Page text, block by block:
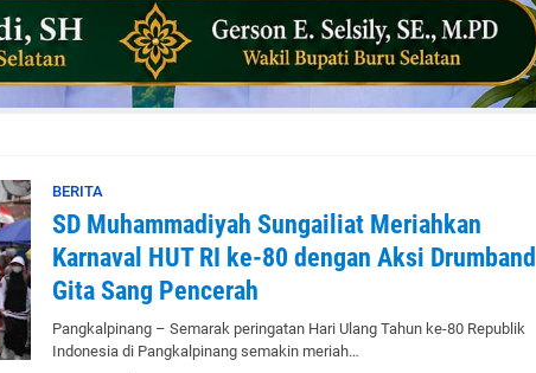
BERITA
SD Muhammadiyah Sungailiat Meriahkan
Karnaval HUT RI ke-80 dengan Aksi Drumband
Gita Sang Pencerah
Pangkalpinang – Semarak peringatan Hari Ulang Tahun ke-80 Republik
Indonesia di Pangkalpinang semakin meriah…